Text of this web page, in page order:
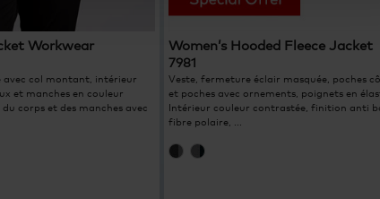
Workwear
avec col montant, intérieur
et manches en couleur
corps et des manches avec
Women’s Hooded Fleece Jacket
7981
Veste, fermeture éclair masquée, poches
et poches avec ornements, poignets en
Intérieur couleur contrastée, finition anti
fibre polaire, ...